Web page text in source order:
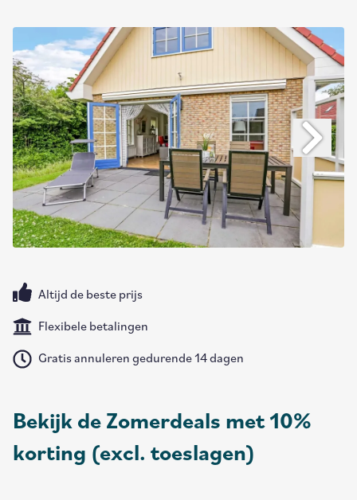
Altijd de beste prijs
Flexibele betalingen
Gratis annuleren gedurende 14 dagen
Bekijk de Zomerdeals met 10%
korting (excl. toeslagen)